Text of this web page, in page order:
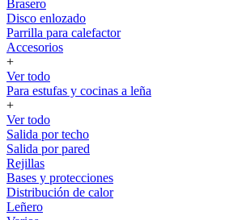
Brasero
Disco enlozado
Parrilla para calefactor
Accesorios
+
Ver todo
Para estufas y cocinas a leña
+
Ver todo
Salida por techo
Salida por pared
Rejillas
Bases y protecciones
Distribución de calor
Leñero